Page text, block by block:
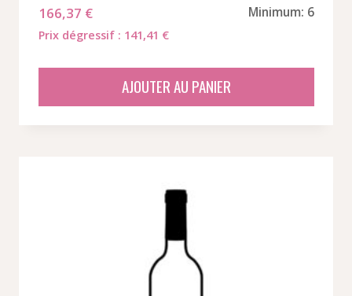
166,37 € Minimum: 6
Prix dégressif : 141,41 €
AJOUTER AU PANIER